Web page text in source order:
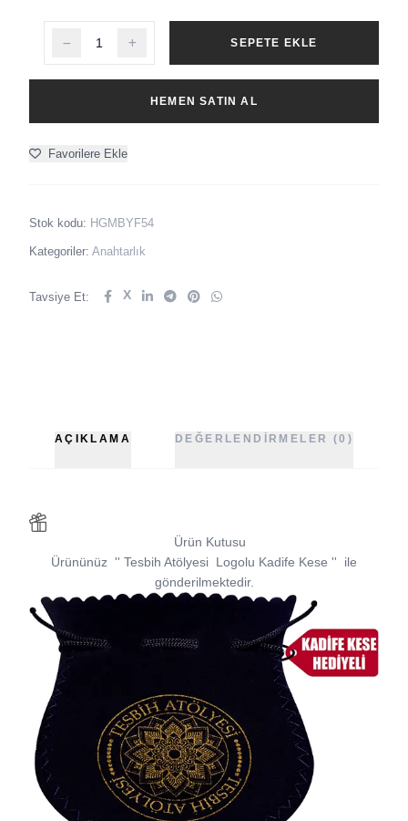
SEPETE EKLE
HEMEN SATIN AL
Favorilere Ekle
Stok kodu: HGMBYF54
Kategoriler: Anahtarlık
Tavsiye Et: X
AÇIKLAMA DEĞERLENDIRMELER (0)
Ürün Kutusu
Ürününüz '' Tesbih Atölyesi Logolu Kadife Kese ''
ile
gönderilmektedir.